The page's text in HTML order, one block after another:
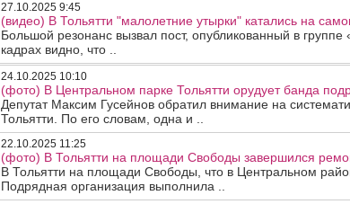
27.10.2025 9:45
(видео) В Тольятти "малолетние утырки" катались на
Большой резонанс вызвал пост, опубликованный в
кадрах видно, что ..
24.10.2025 10:10
(фото) В Центральном парке Тольятти орудует банда
Депутат Максим Гусейнов обратил внимание на
Тольятти. По его словам, одна и ..
22.10.2025 11:25
(фото) В Тольятти на площади Свободы завершился
В Тольятти на площади Свободы, что в Центральном
Подрядная организация выполнила ..